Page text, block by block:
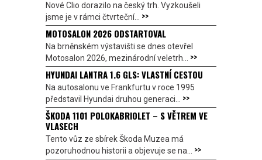
Nové Clio dorazilo na český trh. Vyzkoušeli
jsme je v rámci čtvrteční... >>
MOTOSALON 2026 ODSTARTOVAL
Na brněnském výstavišti se dnes otevřel
Motosalon 2026, mezinárodní veletrh... >>
HYUNDAI LANTRA 1.6 GLS: VLASTNÍ CESTOU
Na autosalonu ve Frankfurtu v roce 1995
představil Hyundai druhou generaci... >>
ŠKODA 1101 POLOKABRIOLET – S VĚTREM VE
VLASECH
Tento vůz ze sbírek Škoda Muzea má
pozoruhodnou historii a objevuje se na... >>